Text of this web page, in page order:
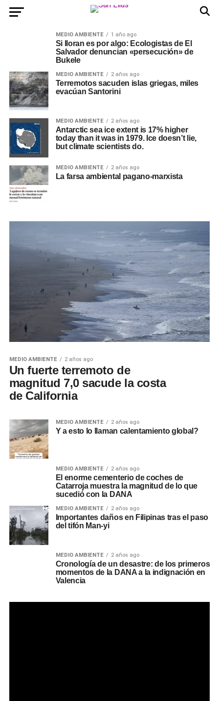
MEDIO AMBIENTE 1 año ago
Si lloran es por algo: Ecologistas de El
Salvador denuncian «persecución» de
Bukele
MEDIO AMBIENTE 2 años ago
Terremotos sacuden islas griegas, miles
evacúan Santorini
MEDIO AMBIENTE 2 años ago
Antarctic sea ice extent is 17% higher
today than it was in 1979. Ice doesn’t lie,
but climate scientists do.
MEDIO AMBIENTE 2 años ago
La farsa ambiental pagano-marxista
MEDIO AMBIENTE 2 años ago
Un fuerte terremoto de
magnitud 7,0 sacude la costa
de California
MEDIO AMBIENTE 2 años ago
Y a esto lo llaman calentamiento global?
MEDIO AMBIENTE 2 años ago
El enorme cementerio de coches de
Catarroja muestra la magnitud de lo que
sucedió con la DANA
MEDIO AMBIENTE 2 años ago
Importantes daños en Filipinas tras el paso
del tifón Man-yi
MEDIO AMBIENTE 2 años ago
Cronología de un desastre: de los primeros
momentos de la DANA a la indignación en
Valencia